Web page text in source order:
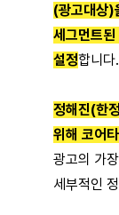
(광고대
세그먼트
설정합니다.
정해진(한
위해 코어
광고의 가
세부적인